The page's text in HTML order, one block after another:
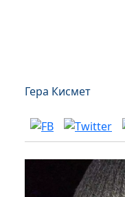
Гера Кисмет